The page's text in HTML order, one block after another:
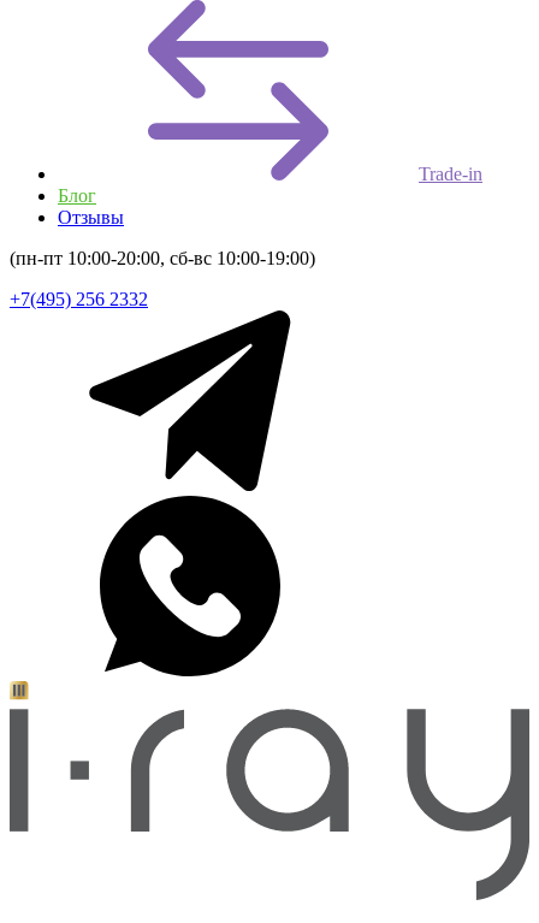
Trade-in
Блог
Отзывы
(пн-пт 10:00-20:00, сб-вс 10:00-19:00)
+7(495) 256 2332